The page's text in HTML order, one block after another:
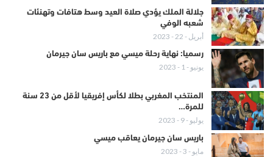
جلالة الملك يؤدي صلاة العيد وسط هتافات وتهنئات
شعبه الوفي
أبريل - 22 - 2023
رسميا: نهاية رحلة ميسي مع باريس سان جيرمان
يونيو - 1 - 2023
المنتخب المغربي بطلا لكأس إفريقيا لأقل من 23 سنة
للمرة…
يوليو - 9 - 2023
باريس سان جيرمان يعاقب ميسي
مايو - 3 - 2023